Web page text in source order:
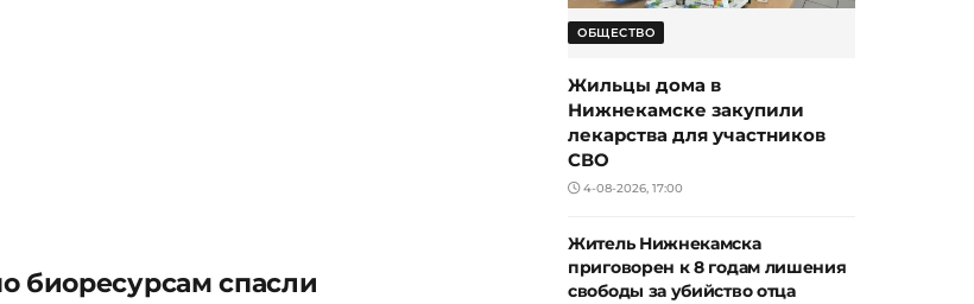
биоресурсам спасли
ОБЩЕСТВО
Жильцы дома в
Нижнекамске закупили
лекарства для участников
СВО
4-08-2026, 17:00
Житель Нижнекамска
приговорен к 8 годам лишения
свободы за убийство отца